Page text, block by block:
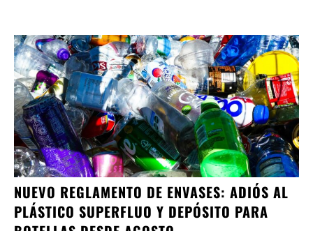
NUEVO REGLAMENTO DE ENVASES: ADIÓS AL
PLÁSTICO SUPERFLUO Y DEPÓSITO PARA